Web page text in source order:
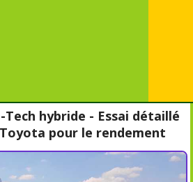
Tech hybride - Essai détaillé
pour le rendement